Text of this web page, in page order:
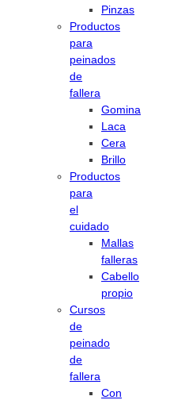
Pinzas
Productos
para
peinados
de
fallera
Gomina
Laca
Cera
Brillo
Productos
para
el
cuidado
Mallas
falleras
Cabello
propio
Cursos
de
peinado
de
fallera
Con